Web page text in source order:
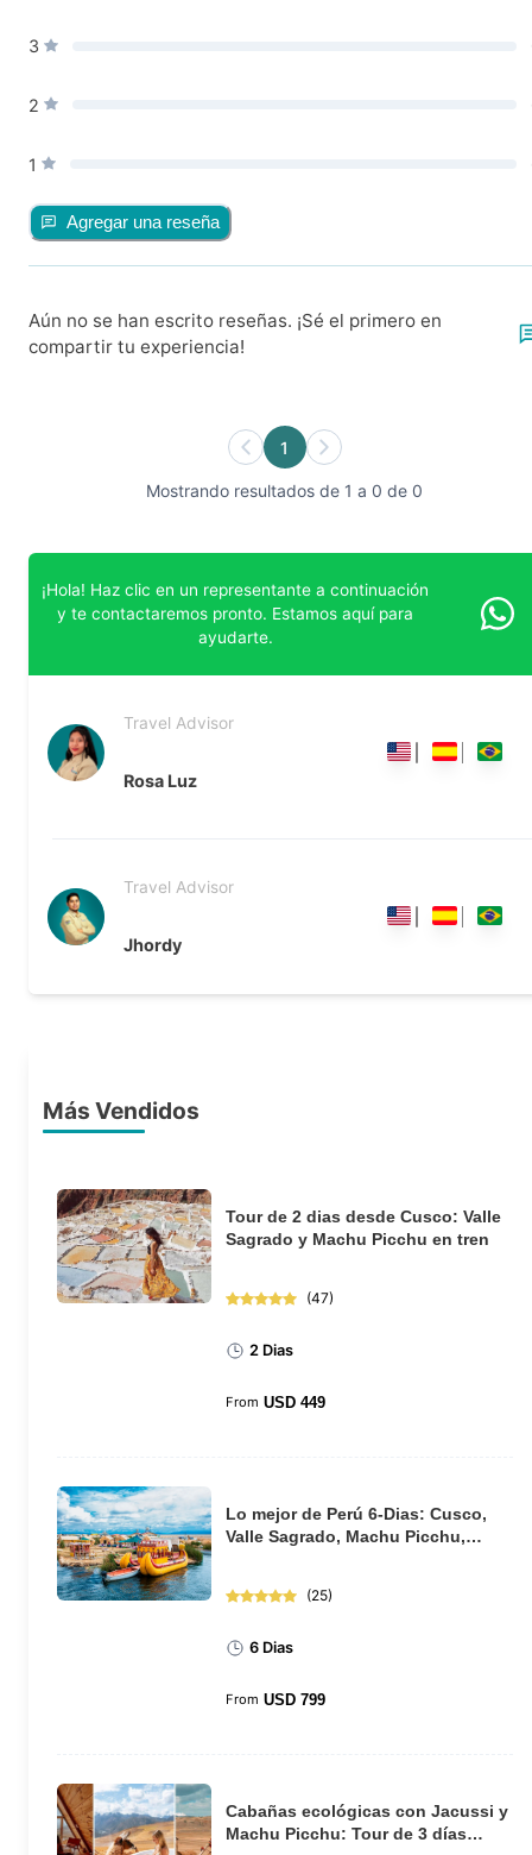
3
2
1
Agregar una reseña
Aún no se han escrito reseñas. ¡Sé el primero en
compartir tu experiencia!
1
Mostrando resultados de 1 a 0 de 0
¡Hola! Haz clic en un representante a continuación
y te contactaremos pronto. Estamos aquí para
ayudarte.
Travel Advisor
Rosa Luz
Travel Advisor
Jhordy
Más Vendidos
Tour de 2 dias desde Cusco: Valle
Sagrado y Machu Picchu en tren
(47)
2 Dias
From USD 449
Lo mejor de Perú 6-Dias: Cusco,
Valle Sagrado, Machu Picchu,
(25)
6 Dias
From USD 799
Cabañas ecológicas con Jacussi y
Machu Picchu: Tour de 3 días